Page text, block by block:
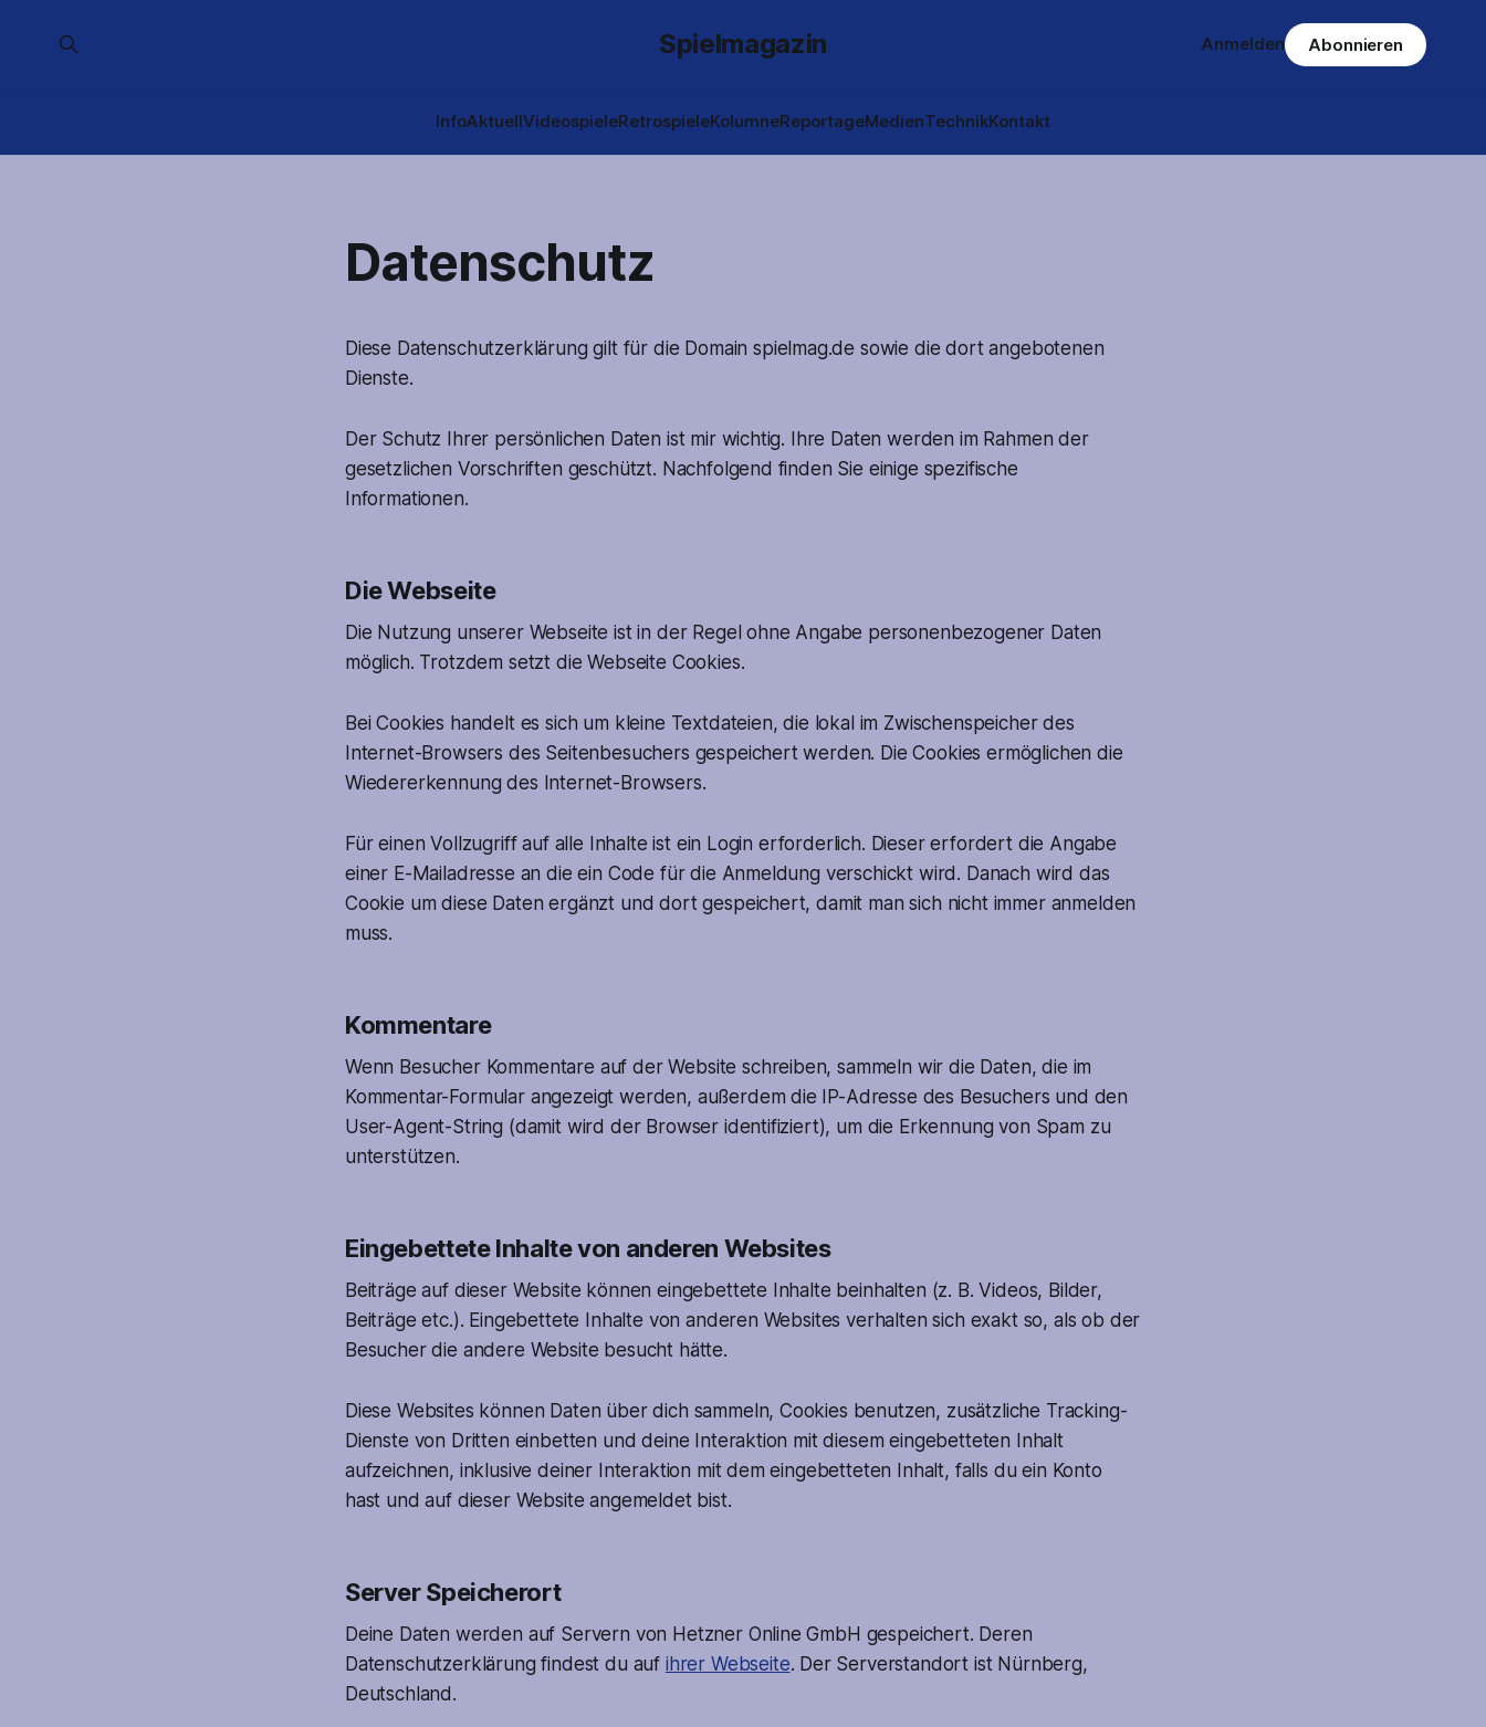
Spielmagazin
InfoAktuellVideospieleRetrospieleKolumneReportageMedienTechnikKontakt
Anmelden Abonnieren
Datenschutz
Diese Datenschutzerklärung gilt für die Domainspielmag.de sowie die dort angebotenen
Dienste.
Der Schutz Ihrer persönlichen Daten ist mir wichtig. Ihre Daten werden im Rahmen der
gesetzlichen Vorschriften geschützt. Nachfolgend finden Sie einige spezifische
Informationen.
Die Webseite
Die Nutzung unserer Webseite ist in der Regel ohne Angabe personenbezogener Daten
möglich. Trotzdem setzt die Webseite Cookies.
Bei Cookies handelt es sich um kleine Textdateien, die lokal im Zwischenspeicher des
Internet-Browsers des Seitenbesuchers gespeichert werden. Die Cookies ermöglichen die
Wiedererkennung des Internet-Browsers.
Für einen Vollzugriff auf alle Inhalte ist ein Login erforderlich. Dieser erfordert die Angabe
einer E-Mailadresse an die ein Code für die Anmeldung verschickt wird. Danach wird das
Cookie um diese Daten ergänzt und dort gespeichert, damit man sich nicht immer anmelden
muss.
Kommentare
Wenn Besucher Kommentare auf der Website schreiben, sammeln wir die Daten, die im
Kommentar-Formular angezeigt werden, außerdem die IP-Adresse des Besuchers und den
User-Agent-String (damit wird der Browser identifiziert), um die Erkennung von Spam zu
unterstützen.
Eingebettete Inhalte von anderen Websites
Beiträge auf dieser Website können eingebettete Inhalte beinhalten (z. B. Videos, Bilder,
Beiträge etc.). Eingebettete Inhalte von anderen Websites verhalten sich exakt so, als ob der
Besucher die andere Website besucht hätte.
Diese Websites können Daten über dich sammeln, Cookies benutzen, zusätzliche Tracking-
Dienste von Dritten einbetten und deine Interaktion mit diesem eingebetteten Inhalt
aufzeichnen, inklusive deiner Interaktion mit dem eingebetteten Inhalt, falls du ein Konto
hast und auf dieser Website angemeldet bist.
Server Speicherort
Deine Daten werden auf Servern von Hetzner Online GmbH gespeichert. Deren
Datenschutzerklärung findest du auf ihrer Webseite. Der Serverstandort ist Nürnberg,
Deutschland.